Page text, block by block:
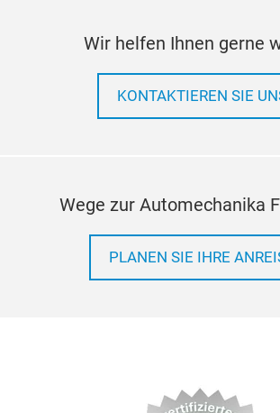
Wir helfen Ihnen gerne
KONTAKTIEREN SIE
Wege zur Automechanika
PLANEN SIE IHRE